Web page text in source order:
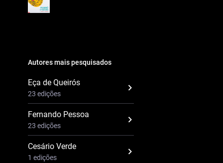
Autores mais pesquisados
Eça de Queirós
23 edições
Fernando Pessoa
23 edições
Cesário Verde
1 edições